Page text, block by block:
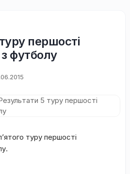
першості
футболу
туру першості